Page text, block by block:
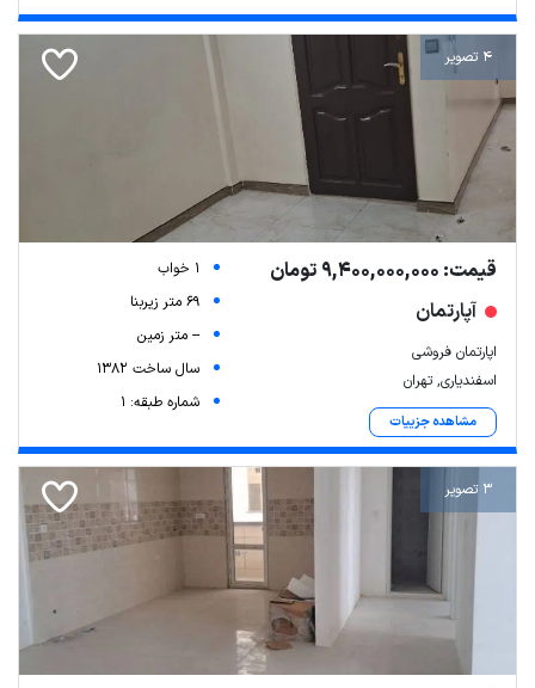
4 تصویر
قیمت: 9,400,000,000 تومان
آپارتمان
اپارتمان فروشی
اسفندیاری, تهران
مشاهده جزییات
1 خواب
69 متر زیربنا
-- متر زمین
سال ساخت 1382
شماره طبقه: 1
3 تصویر